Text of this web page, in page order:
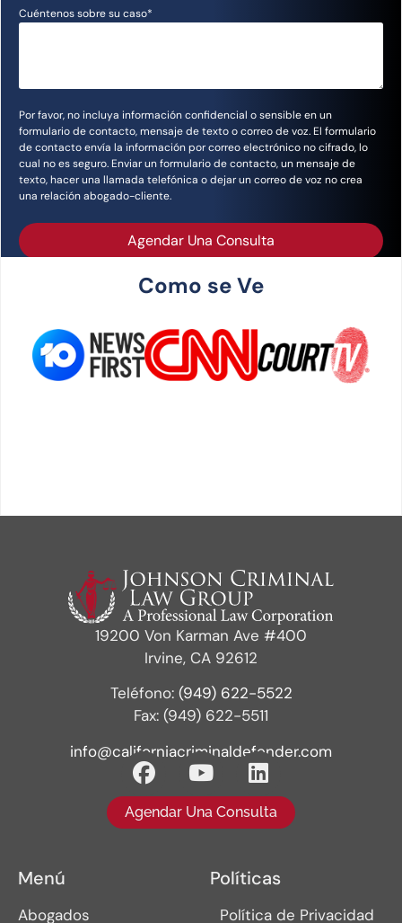
Cuéntenos sobre su caso*
Por favor, no incluya información confidencial o sensible en un
formulario de contacto, mensaje de texto o correo de voz. El formulario
de contacto envía la información por correo electrónico no cifrado, lo
cual no es seguro. Enviar un formulario de contacto, un mensaje de
texto, hacer una llamada telefónica o dejar un correo de voz no crea
una relación abogado-cliente.
Agendar Una Consulta
Como se Ve
19200 Von Karman Ave #400
Irvine, CA 92612
Teléfono: (949) 622-5522
Fax: (949) 622-5511
info@californiacriminaldefender.com
Agendar Una Consulta
Menú
Abogados
Políticas
Política de Privacidad